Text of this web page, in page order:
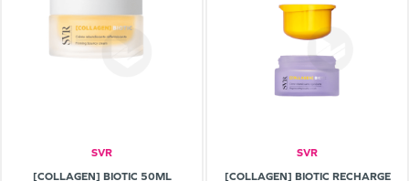
SVR
[COLLAGEN] BIOTIC 50ML
SVR
[COLLAGEN] BIOTIC RECHARGE